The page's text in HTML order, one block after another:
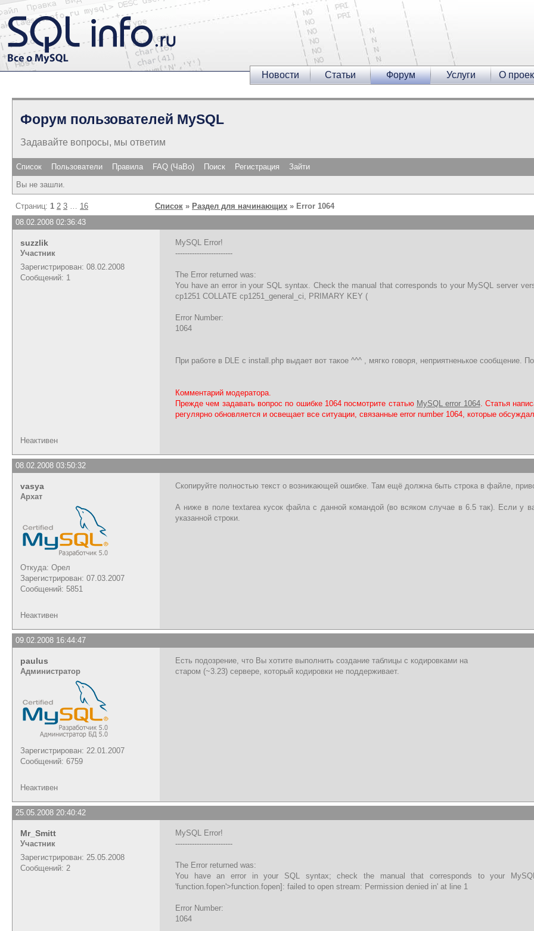
Новости Статьи Форум Услуги О
Форум пользователей MySQL
Задавайте вопросы, мы ответим
Список Пользователи Правила FAQ (ЧаВо) Поиск Регистрация
Зайти
Вы не зашли.
Страниц: 1 2 3 16 Список » Раздел для начинающих » Error 1064
08.02.2008 02:36:43
suzzlik
Участник
Зарегистрирован: 08.02.2008
Сообщений: 1
MySQL Error!
------------------------
The Error returned was:
You have an error in your SQL syntax. Check the manual that corresponds to your MySQL server
cp1251 COLLATE cp1251_general_ci, PRIMARY KEY (
Error Number:
1064
При работе в DLE c install.php выдает вот такое ^^^ , мягко говоря, неприятненькое сообщение.
Комментарий модератора.
Прежде чем задавать вопрос по ошибке 1064 посмотрите статью MySQL error 1064. Статья
регулярно обновляется и освещает все ситуации, связанные error number 1064, которые
Неактивен
08.02.2008 03:50:32
vasya
Архат
Откуда: Орел
Зарегистрирован: 07.03.2007
Сообщений: 5851
Скопируйте полностью текст о возникающей ошибке. Там ещё должна быть строка в файле,
А ниже в поле textarea кусок файла с данной командой (во всяком случае в 6.5 так). Если у
указанной строки.
Неактивен
09.02.2008 16:44:47
paulus
Администратор
Зарегистрирован: 22.01.2007
Сообщений: 6759
Есть подозрение, что Вы хотите выполнить создание таблицы с кодировками на
старом (~3.23) сервере, который кодировки не поддерживает.
Неактивен
25.05.2008 20:40:42
Mr_Smitt
Участник
Зарегистрирован: 25.05.2008
Сообщений: 2
MySQL Error!
------------------------
The Error returned was:
You have an error in your SQL syntax; check the manual that corresponds to your
'function.fopen'>function.fopen]: failed to open stream: Permission denied in' at line 1
Error Number:
1064